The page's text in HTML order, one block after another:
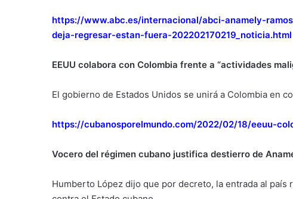
https://www.abc.es/internacional/abci-anamely-
deja-regresar-estan-fuera-202202170219_noticia.html
EEUU colabora con Colombia frente a “actividades
El gobierno de Estados Unidos se unirá a Colombia en
https://cubanosporelmundo.com/2022/02/18/eeuu-
Vocero del régimen cubano justifica destierro de
Humberto López dijo que por decreto, la entrada al